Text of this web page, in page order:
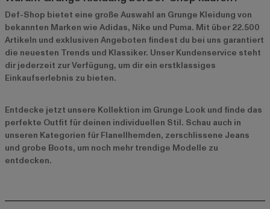
Def-Shop bietet eine große Auswahl an Grunge Kleidung von
bekannten Marken wie Adidas, Nike und Puma. Mit über 22.500
Artikeln und exklusiven Angeboten findest du bei uns garantiert
die neuesten Trends und Klassiker. Unser Kundenservice steht
dir jederzeit zur Verfügung, um dir ein erstklassiges
Einkaufserlebnis zu bieten.
Entdecke jetzt unsere Kollektion im Grunge Look und finde das
perfekte Outfit für deinen individuellen Stil. Schau auch in
unseren Kategorien für Flanellhemden, zerschlissene Jeans
und grobe Boots, um noch mehr trendige Modelle zu
entdecken.